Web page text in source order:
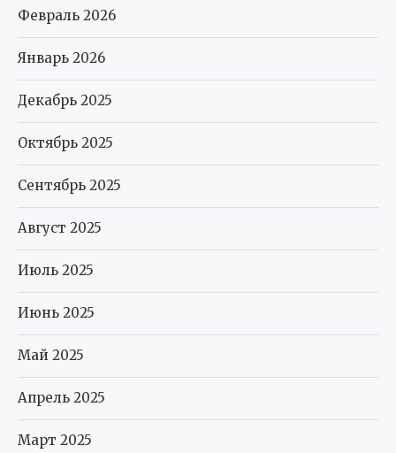
Февраль 2026
Январь 2026
Декабрь 2025
Октябрь 2025
Сентябрь 2025
Август 2025
Июль 2025
Июнь 2025
Май 2025
Апрель 2025
Март 2025